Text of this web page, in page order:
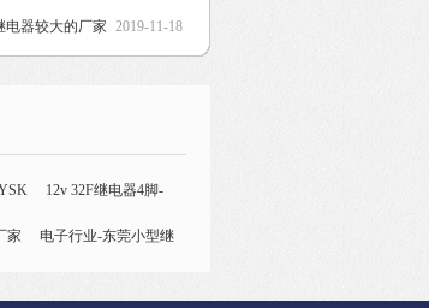
2019-11-18
电器较大的厂家
12v 32F继电器4脚-
更多
家 电子行业-东莞小型继